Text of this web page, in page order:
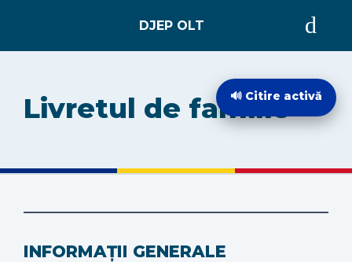
EVIDENȚA PERSOANELOR
Livretul de familie
INFORMAȚII GENERALE
🔊 Citire activă